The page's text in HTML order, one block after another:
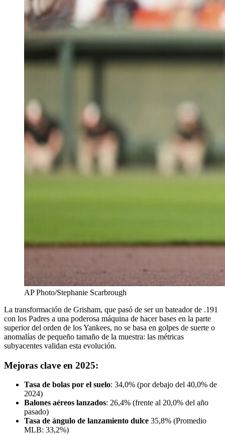
AP Photo/Stephanie Scarbrough
La transformación de Grisham, que pasó de ser un bateador de .191
con los Padres a una poderosa máquina de hacer bases en la parte
superior del orden de los Yankees, no se basa en golpes de suerte o
anomalías de pequeño tamaño de la muestra: las métricas
subyacentes validan esta evolución.
Mejoras clave en 2025:
Tasa de bolas por el suelo: 34,0% (por debajo del 40,0% de
2024)
Balones aéreos lanzados: 26,4% (frente al 20,0% del año
pasado)
Tasa de ángulo de lanzamiento dulce 35,8% (Promedio
MLB: 33,2%)